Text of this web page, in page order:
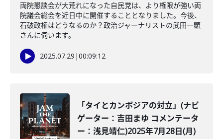
両院懇談会が大荒れになった自民党は、より権限が強い両
院議会総会を近日中に開催することとなりました。今後、
石破政権はどうなるのか？政治ジャーナリストの武田一顕
さんに伺います。
2025.07.29 |00:09:12
「タイとカンボジアの対立」(ナビ
ゲーター：吉田まゆ コメンテータ
ー：浅見靖仁)2025年7月28日(月)